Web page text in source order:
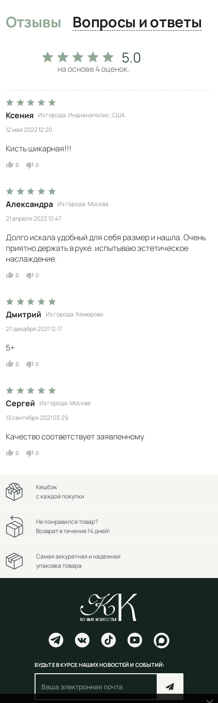
Отзывы Вопросы и ответы
5.0
на основе4оценок.
Ксения Из города Индианаполис, США
12 мая 2022 12:20
Кисть шикарная!!!
0 0
Aлександра Из города Москва
21 апреля 2022 10:47
Долго искала удобный для себя размер и нашла. Очень
приятно держать в руке. испытываю эстетическое
наслаждение.
0 0
Дмитрий Из города Кемерово
27 декабря 2021 12:17
5+
0 0
Сергей Из города Москва
13 сентября 2021 03:29
Качество соответствует заявленному
0 0
Кешбэк
с каждой покупки
Не понравился товар?
Возврат в течение 14 дней!
Самая аккуратная и надежная
упаковка товара
БУДЬТЕ В КУРСЕ НАШИХ НОВОСТЕЙ И СОБЫТИЙ: